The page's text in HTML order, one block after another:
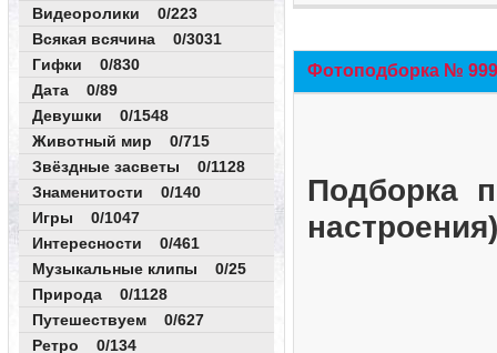
Видеоролики 0/223
Всякая всячина 0/3031
Гифки 0/830
Дата 0/89
Девушки 0/1548
Животный мир 0/715
Звёздные засветы 0/1128
Знаменитости 0/140
Игры 0/1047
Интересности 0/461
Музыкальные клипы 0/25
Природа 0/1128
Путешествуем 0/627
Ретро 0/134
Фотоподборка №
Подборка